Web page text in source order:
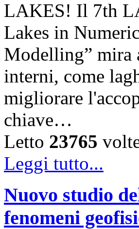
LAKES! Il 7th
Lakes in
Modelling” mira
interni, come
migliorare
chiave…
Letto 23765
Leggi tutto...
Nuovo studio
fenomeni